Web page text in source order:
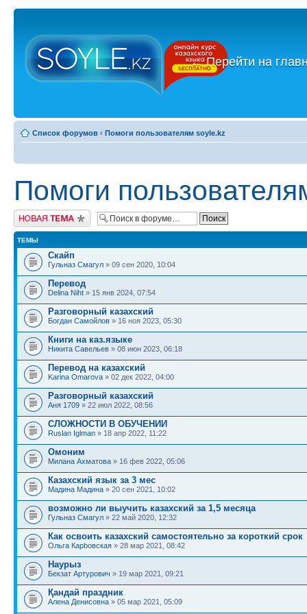
←Перейти на
Список форумов ‹ Помоги пользователям soyle.kz
Помоги
Новая тема
ТЕМЫ
Скайп
Гульназ Смагул » 09 сен 2020, 10:04
Перевод
Delina Niht » 15 янв 2024, 07:54
Разговорный казахский
Богдан Самойлов » 16 ноя 2023, 05:30
Книги на каз.языке
Никита Савельев » 08 июн 2023, 06:18
Перевод на казахский
Karina Omarova » 02 дек 2022, 04:00
Разговорный казахский
Аня 1709 » 22 июл 2022, 08:56
СЛОЖНОСТИ В ОБУЧЕНИИ
Ruslan Iglman » 18 апр 2022, 11:22
Омоним
Милана Ахматова » 16 фев 2022, 05:06
Казахский язык за 3 мес
Мадина Мадина » 20 сен 2021, 10:02
возможно ли выучить казахский за 1,5 месяца
Гульназ Смагул » 22 май 2020, 12:32
Как освоить казахский самостоятельно за короткий срок
Ольга Карbовская » 28 мар 2021, 08:42
Наурыз
Бекзат Артурович » 19 мар 2021, 09:21
Қандай праздник
Алена Денисовна » 05 мар 2021, 05:09